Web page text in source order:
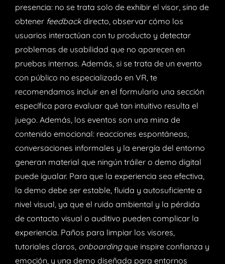
presencia: no se trata solo de exhibir el visor, sino de
obtener feedbackdirecto, observar cómo los
usuarios interactúan con tu producto y detectar
problemas de usabilidad que no aparecen en
pruebas internas. Además, si se trata de un evento
con público no especializado en VR, te
recomendamos incluir en el formulario una sección
específica para evaluar qué tan intuitivo resulta el
juego. Además, los eventos son una mina de
contenido emocional: reacciones espontáneas,
conversaciones informales y la energía del entorno
generan material que ningún tráiler o demo digital
puede igualar. Para que la experiencia sea efectiva,
la demo debe ser estable, fluida y autosuficiente a
nivel visual, ya que el ruido ambiental y la pérdida
de contacto visual o auditivo pueden complicar la
experiencia. Paños para limpiar los visores,
tutoriales claros, onboardingque inspire confianza y
emoción, y una demo diseñada para entornos